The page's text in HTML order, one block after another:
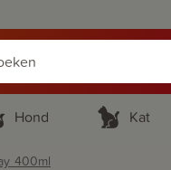
Hond Kat
400ml